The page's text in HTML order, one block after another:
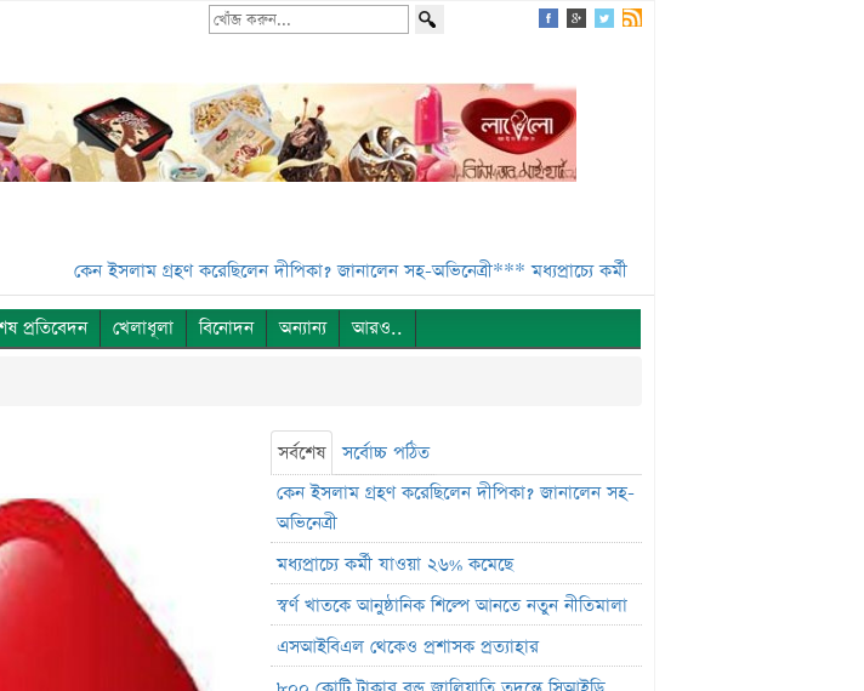
কেন ইসলাম গ্রহণ করেছিলেন দীপিকা? জানালেন সহ-অভিনেত্রী*** মধ্যপ্রাচ্যে কর্মী যাওয়া ২৬% কমেছে***
প্রতিবেদন খেলাধূলা বিনোদন অন্যান্য আরও..
সর্বশেষ
সর্বোচ্চ পঠিত
কেন ইসলাম গ্রহণ করেছিলেন দীপিকা? জানালেন সহ-
অভিনেত্রী
মধ্যপ্রাচ্যে কর্মী যাওয়া ২৬% কমেছে
স্বর্ণ খাতকে আনুষ্ঠানিক শিল্পে আনতে নতুন নীতিমালা
এসআইবিএল থেকেও প্রশাসক প্রত্যাহার